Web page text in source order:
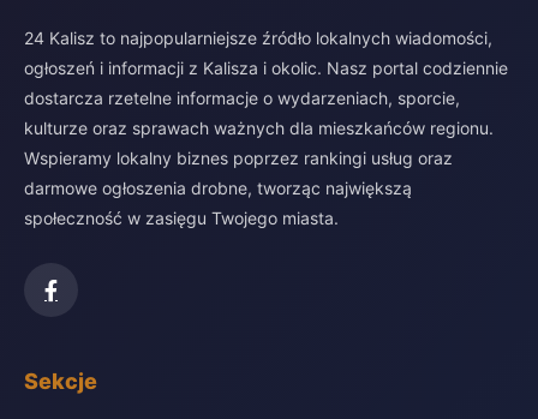
24 Kalisz to najpopularniejsze źródło lokalnych wiadomości,
ogłoszeń i informacji z Kalisza i okolic. Nasz portal codziennie
dostarcza rzetelne informacje o wydarzeniach, sporcie,
kulturze oraz sprawach ważnych dla mieszkańców regionu.
Wspieramy lokalny biznes poprzez rankingi usług oraz
darmowe ogłoszenia drobne, tworząc największą
społeczność w zasięgu Twojego miasta.
Sekcje